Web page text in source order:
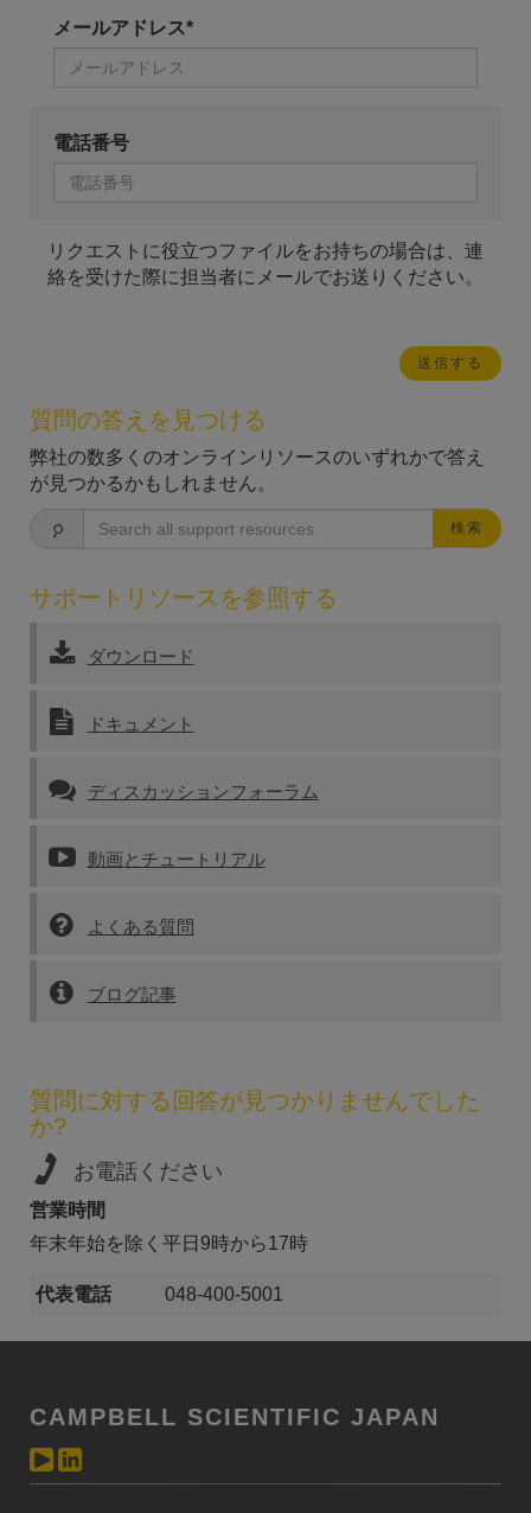
メールアドレス*
電話番号
リクエストに役立つファイルをお持ちの場合は、連
絡を受けた際に担当者にメールでお送りください。
質問の答えを見つける
弊社の数多くのオンラインリソースのいずれかで答え
が見つかるかもしれません。
検索
サポートリソースを参照する
ダウンロード
ドキュメント
ディスカッションフォーラム
動画とチュートリアル
よくある質問
ブログ記事
質問に対する回答が見つかりませんでした
か?
お電話ください
営業時間
年末年始を除く平日9時から17時
代表電話 048-400-5001
CAMPBELL SCIENTIFIC JAPAN